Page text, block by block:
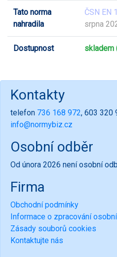
Tato norma
nahradila
ČSN EN
srpna
Dostupnost skladem
Kontakty
telefon 736 168 972, 603 320
info@normybiz.cz
Osobní odběr
Od února 2026 není osobní
Firma
Obchodní podmínky
Informace o zpracování
Zásady souborů cookies
Kontaktujte nás